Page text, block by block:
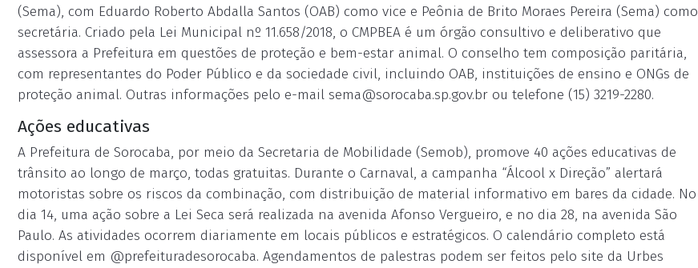
(Sema), com Eduardo Roberto Abdalla Santos (OAB) como vice e Peônia de Brito Moraes Pereira (Sema) como
secretária. Criado pela Lei Municipal nº 11.658/2018, o CMPBEA é um órgão consultivo e deliberativo que
assessora a Prefeitura em questões de proteção e bem-estar animal. O conselho tem composição paritária,
com representantes do Poder Público e da sociedade civil, incluindo OAB, instituições de ensino e ONGs de
proteção animal. Outras informações pelo e-mail sema@sorocaba.sp.gov.br ou telefone (15) 3219-2280.
Ações educativas
A Prefeitura de Sorocaba, por meio da Secretaria de Mobilidade (Semob), promove 40 ações educativas de
trânsito ao longo de março, todas gratuitas. Durante o Carnaval, a campanha “Álcool x Direção” alertará
motoristas sobre os riscos da combinação, com distribuição de material informativo em bares da cidade. No
dia 14, uma ação sobre a Lei Seca será realizada na avenida Afonso Vergueiro, e no dia 28, na avenida São
Paulo. As atividades ocorrem diariamente em locais públicos e estratégicos. O calendário completo está
disponível em @prefeituradesorocaba. Agendamentos de palestras podem ser feitos pelo site da Urbes